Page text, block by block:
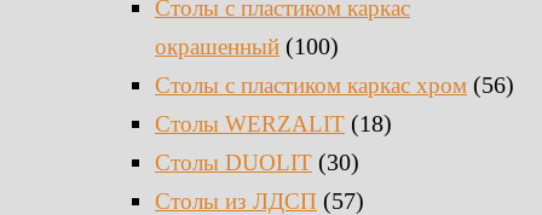
Столы с пластиком каркас
окрашенный (100)
Столы с пластиком каркас хром (56)
Столы WERZALIT (18)
Столы DUOLIT (30)
Столы из ЛДСП (57)